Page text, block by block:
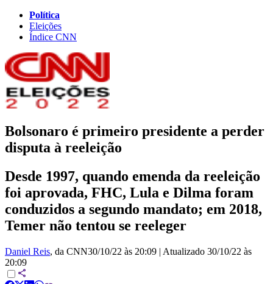
Política
Eleições
Índice CNN
Bolsonaro é primeiro presidente a perder
disputa à reeleição
Desde 1997, quando emenda da reeleição
foi aprovada, FHC, Lula e Dilma foram
conduzidos a segundo mandato; em 2018,
Temer não tentou se reeleger
Daniel Reis, da CNN30/10/22 às 20:09 | Atualizado 30/10/22 às
20:09